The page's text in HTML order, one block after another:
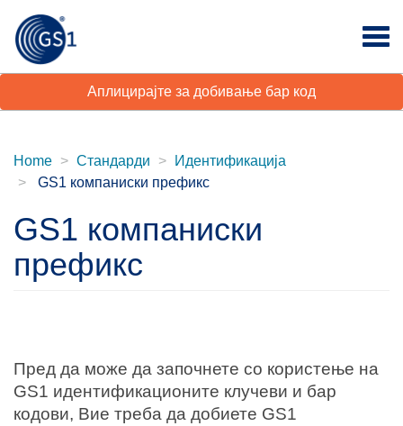
Аплицирајте за добивање бар код
Home Стандарди
Идентификација
GS1 компаниски префикс
GS1 компаниски
префикс
Пред да може да започнете со користење на
GS1 идентификационите клучеви и бар
кодови, Вие треба да добиете GS1